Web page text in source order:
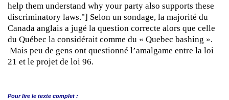
help them understand why your party also supports these
discriminatory laws."] Selon un sondage, la majorité du
Canada anglais a jugé la question correcte alors que celle
du Québec la considérait comme du « Quebec bashing ».
Mais peu de gens ont questionné l’amalgame entre la loi
21 et le projet de loi 96.
Pour lire le texte complet :